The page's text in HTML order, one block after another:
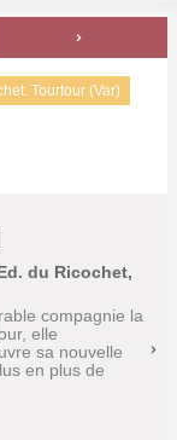
Tourtour (Var)
du Ricochet,
compagnie la
elle
sa nouvelle
en plus de